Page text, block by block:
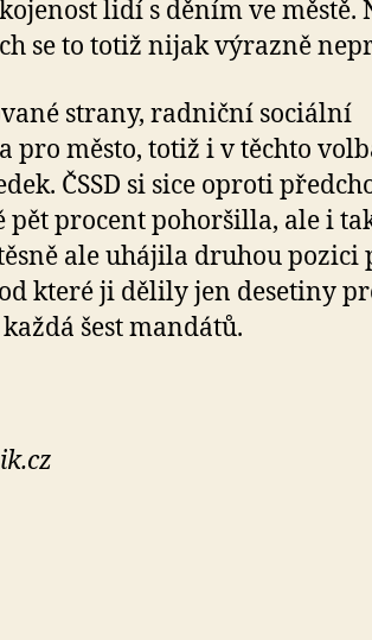
lidí s děním ve městě.
se to totiž nijak výrazně
strany, radniční sociální
pro město, totiž i v těchto
ČSSD si sice oproti
procent pohoršilla, ale i
ale uhájila druhou pozici
které ji dělily jen desetiny
šest mandátů.